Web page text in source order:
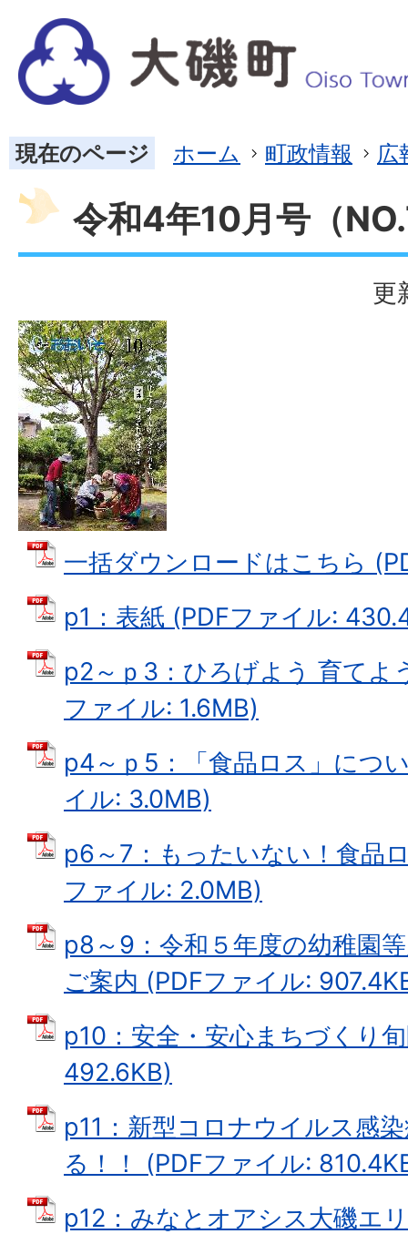
現在のページ ホーム 町政情報 広
令和4年10月号（
更
一括ダウンロードはこちら
p1：表紙 (PDFファイル:
p2～ｐ3：ひろげよう 育てよ
ファイル: 1.6MB)
p4～ｐ5：「食品ロス」につ
イル: 3.0MB)
p6～7：もったいない！食品
ファイル: 2.0MB)
p8～9：令和５年度の幼稚園
ご案内 (PDFファイル:
p10：安全・安心まちづくり
492.6KB)
p11：新型コロナウイルス感
る！！ (PDFファイル:
p12：みなとオアシス大磯エ